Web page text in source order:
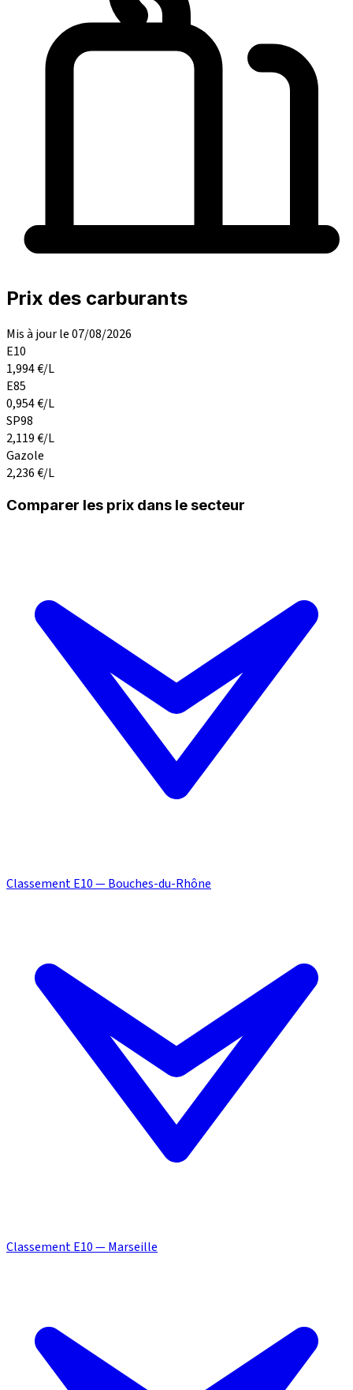
Prix des carburants
Mis à jour le 07/08/2026
E10
1,994€/L
E85
0,954€/L
SP98
2,119€/L
Gazole
2,236€/L
Comparer les prix dans le secteur
Classement E10 — Bouches-du-Rhône
Classement E10 — Marseille